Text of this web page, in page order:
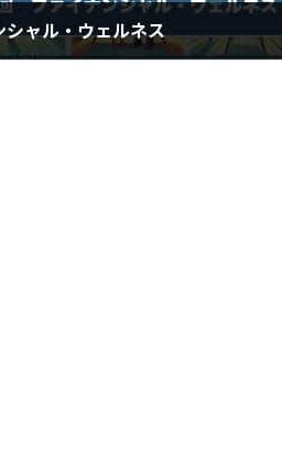
ャル・ウェルネス